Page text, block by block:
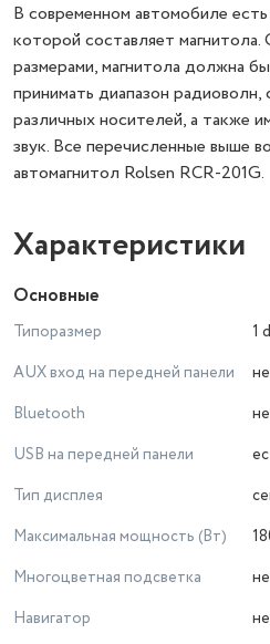
В современном автомобиле
которой составляет
размерами, магнитола должна
принимать диапазон
различных носителей, а также
звук. Все перечисленные выше
автомагнитол Rolsen RCR-201G.
Характеристики
Основные
Типоразмер
1
AUX вход на передней панели
Bluetooth
USB на передней панели
Тип дисплея
Максимальная мощность (Вт)
Многоцветная подсветка
Навигатор